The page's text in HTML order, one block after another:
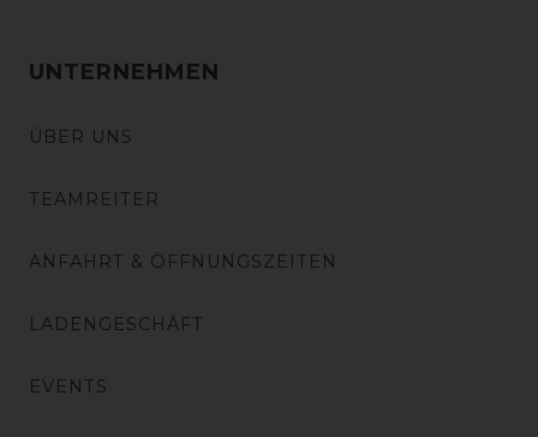
UNTERNEHMEN
ÜBER UNS
TEAMREITER
ANFAHRT & ÖFFNUNGSZEITEN
LADENGESCHÄFT
EVENTS